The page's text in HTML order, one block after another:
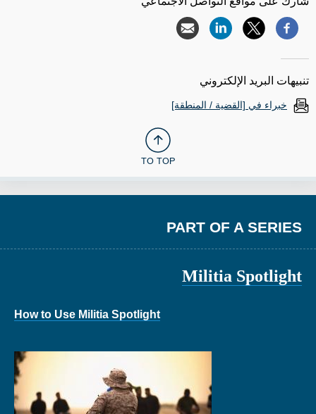
تنبيهات البريد الإلكتروني
خبراء في [القضية / المنطقة]
TO TOP
PART OF A SERIES
Militia Spotlight
How to Use Militia Spotlight